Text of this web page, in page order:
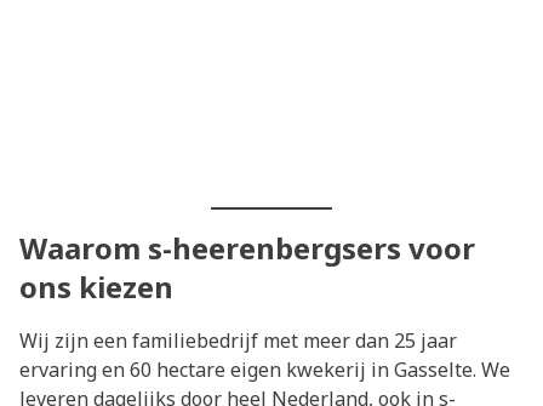
Waarom s-heerenbergsers voor
ons kiezen
Wij zijn een familiebedrijf met meer dan 25 jaar
ervaring en 60 hectare eigen kwekerij in Gasselte. We
leveren dagelijks door heel Nederland, ook in s-